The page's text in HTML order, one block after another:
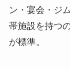
ン・宴会・ジ
帯施設を持つ
が標準。